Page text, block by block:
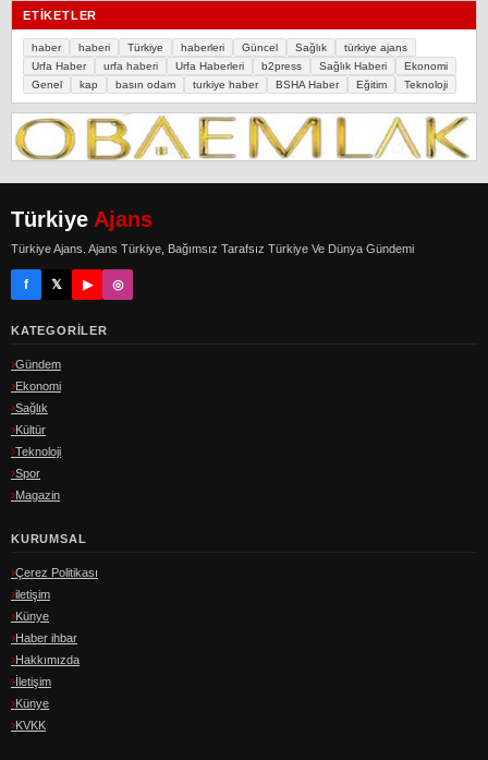
ETIKETLER
haber haberi Türkiye haberleri Güncel Sağlık
türkiye ajans
Urfa Haber
urfa haberi Urfa Haberleri b2press Sağlık Haberi
Ekonomi
Genel
kap basın odam turkiye haber BSHA Haber Eğitim Teknoloji
Türkiye Ajans
Türkiye Ajans. Ajans Türkiye, Bağımsız Tarafsız Türkiye Ve Dünya Gündemi
f 𝕏 ▶ ◎
KATEGORILER
Gündem
Ekonomi
Sağlık
Kültür
Teknoloji
Spor
Magazin
KURUMSAL
Çerez Politikası
iletişim
Künye
Haber ihbar
Hakkımızda
İletişim
Künye
KVKK